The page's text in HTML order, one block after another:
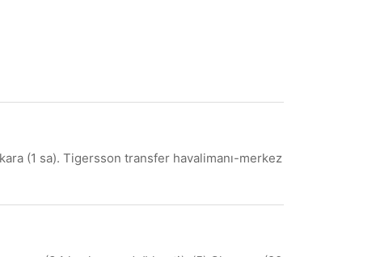
(1 sa). Tigersson transfer havalimanı-merkez